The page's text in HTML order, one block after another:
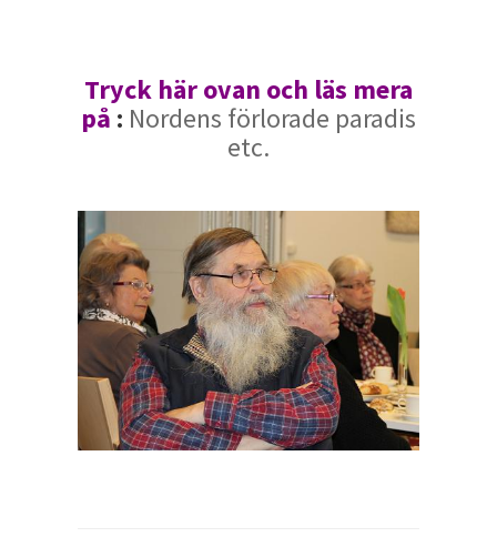
Tryck här ovan och läs mera
på : Nordens förlorade paradis
etc.